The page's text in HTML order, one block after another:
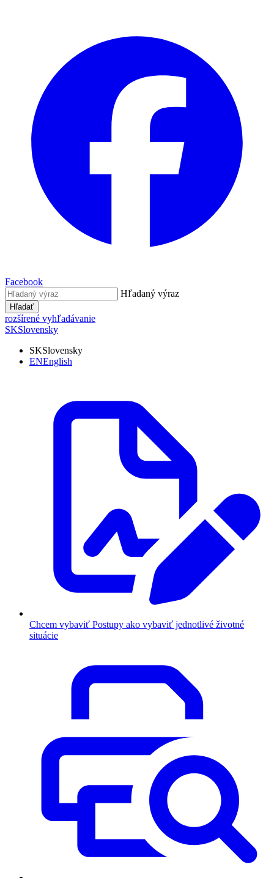
Facebook
Hľadaný výraz
Hľadať
rozšírené vyhľadávanie
SKSlovensky
SKSlovensky
ENEnglish
Chcem vybaviť Postupy ako vybaviť jednotlivé životné
situácie